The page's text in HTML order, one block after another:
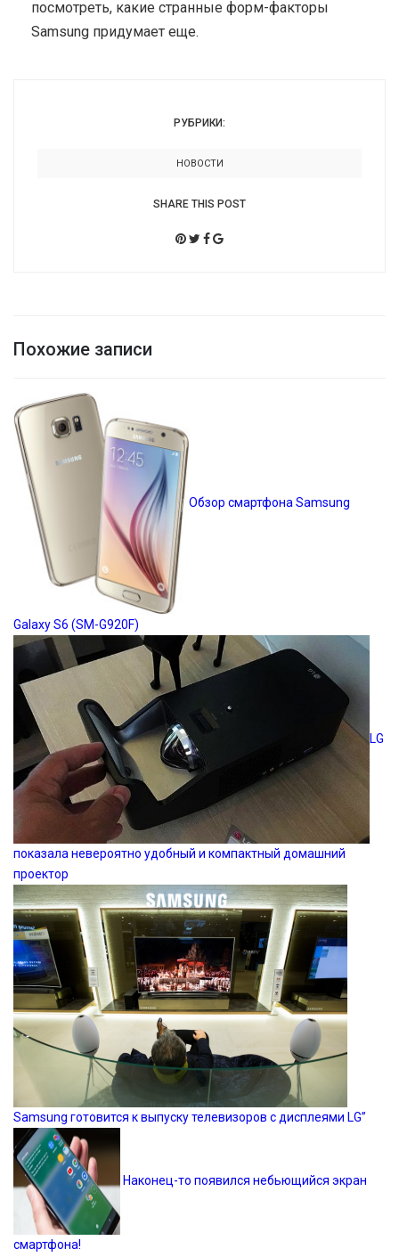
посмотреть, какие странные форм-факторы
Samsung придумает еще.
РУБРИКИ:
НОВОСТИ
SHARE THIS POST
Похожие записи
Обзор смартфона Samsung
Galaxy S6 (SM-G920F)
LG
показала невероятно удобный и компактный домашний
проектор
Samsung готовится к выпуску телевизоров с дисплеями LG”
Наконец-то появился небьющийся экран
смартфона!